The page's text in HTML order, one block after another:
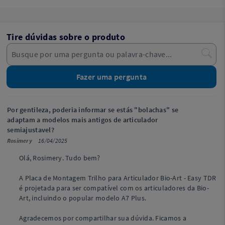
Tire dúvidas sobre o produto
Fazer uma pergunta
Por gentileza, poderia informar se estás "bolachas" se
adaptam a modelos mais antigos de articulador
semiajustavel?
Rosimery 16/04/2025
Olá, Rosimery. Tudo bem?
A Placa de Montagem Trilho para Articulador Bio-Art - Easy TDR
é projetada para ser compatível com os articuladores da Bio-
Art, incluindo o popular modelo A7 Plus.
Agradecemos por compartilhar sua dúvida. Ficamos a